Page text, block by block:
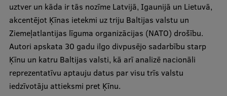
Ētikas un līdztiesības mācības
Atvērtā universitāte
Sagatavošanas kursi
Profesionālās pilnveides kursi
ESF kvalifikācijas celšanas kursi
uztver un kāda ir tās nozīme Latvijā, Igaunijā un Lietuvā,
akcentējot Ķīnas ietekmi uz triju Baltijas valstu un
Ziemeļatlantijas līguma organizācijas (NATO) drošību.
Autori apskata 30 gadu ilgo divpusējo sadarbību starp
Ķīnu un katru Baltijas valsti, kā arī analizē nacionāli
reprezentatīvu aptauju datus par visu trīs valstu
iedzīvotāju attieksmi pret Ķīnu.